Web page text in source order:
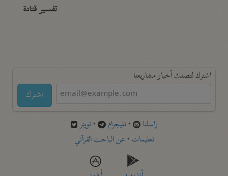
تفسير قتادة
اشترك لتصلك أخبار مشاريعنا
اشترك
راسلنا •تليجرام •تويتر
تعليمات •عن الباحث القرآني